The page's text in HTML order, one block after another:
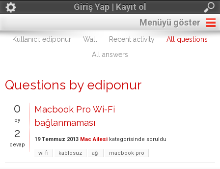
Giriş Yap | Kayıt ol
Menüyü göster
Kullanıcı: ediponur Wall Recent activity
All questions
All answers
Questions by ediponur
0
oy
2
cevap
Macbook Pro Wi-Fi
bağlanmaması
19 Temmuz 2013 Mac Ailesi kategorisinde soruldu
wi-fi kablosuz ağ- macbook-pro